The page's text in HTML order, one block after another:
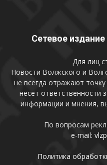
Сетевое
Для лиц
Новости Волжского и
не всегда отражают
несет ответственности
информации и мнения,
По вопросам
e-mail:
Политика